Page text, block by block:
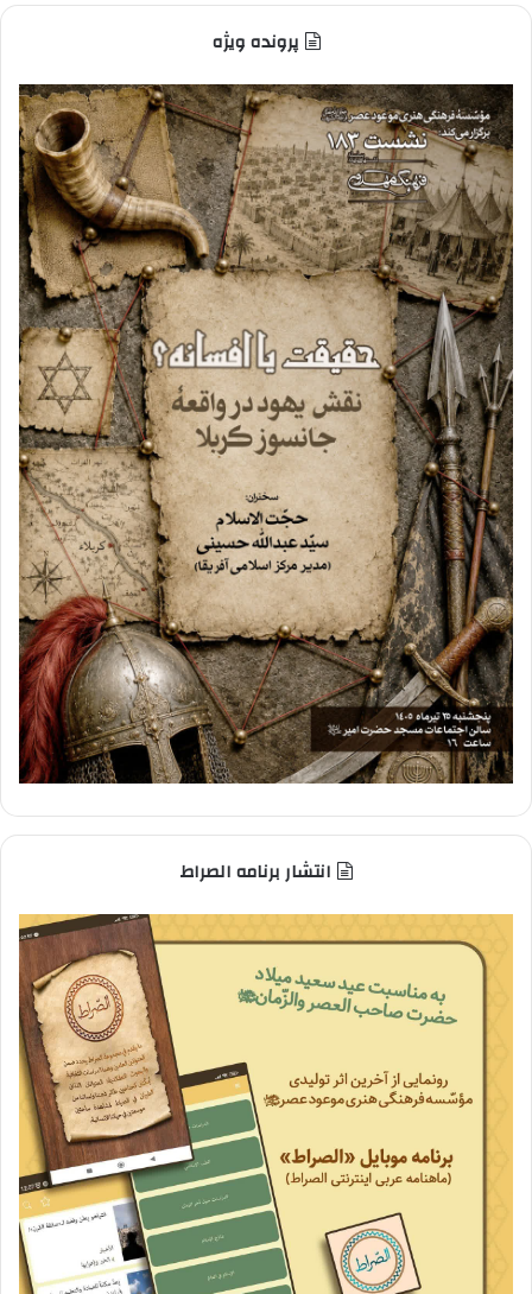
پرونده ویژه
انتشار برنامه الصراط